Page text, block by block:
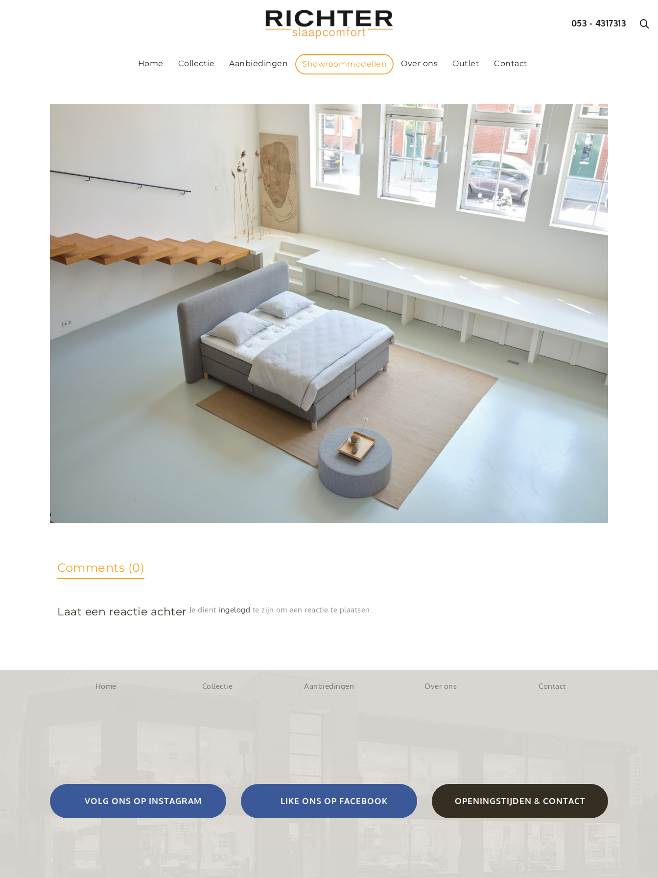
053 - 4317313
Home Collectie Aanbiedingen Showroommodellen Over ons Outlet Contact
Comments (0)
Laat een reactie achter Je dient ingelogd te zijn om een reactie te plaatsen.
Home Collectie Aanbiedingen Over ons Contact
VOLG ONS OP INSTAGRAM LIKE ONS OP FACEBOOK OPENINGSTIJDEN & CONTACT